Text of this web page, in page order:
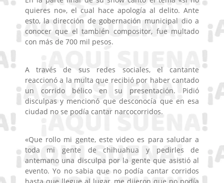
quieres no», el cual hace apología al delito. Ante
esto, la dirección de gobernación municipal dio a
conocer que el también compositor, fue multado
con más de 700 mil pesos.
A través de sus redes sociales, el cantante
reaccionó a la multa que recibió por haber cantado
un corrido bélico en su presentación. Pidió
disculpas y mencionó que desconocía que en esa
ciudad no se podía cantar narcocorridos.
«Que rollo mi gente, este video es para saludar a
toda mi gente de chihuahua y pedirles de
antemano una disculpa por la gente que asistió al
evento. Yo no sabia que no podía cantar corridos